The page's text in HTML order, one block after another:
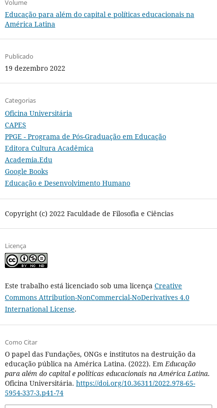
Volume
Educação para além do capital e políticas educacionais na
América Latina
Publicado
19 dezembro 2022
Categorias
Oficina Universitária
CAPES
PPGE - Programa de Pós-Graduação em Educação
Editora Cultura Acadêmica
Academia.Edu
Google Books
Educação e Desenvolvimento Humano
Copyright (c) 2022 Faculdade de Filosofia e Ciências
Licença
Este trabalho está licenciado sob uma licença Creative
Commons Attribution-NonCommercial-NoDerivatives 4.0
International License.
Como Citar
O papel das Fundações, ONGs e institutos na destruição da
educação pública na América Latina. (2022). Em Educação
para além do capital e políticas educacionais na América Latina.
Oficina Universitária. https://doi.org/10.36311/2022.978-65-
5954-337-3.p41-74